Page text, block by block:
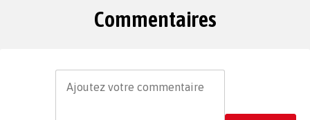
Commentaires